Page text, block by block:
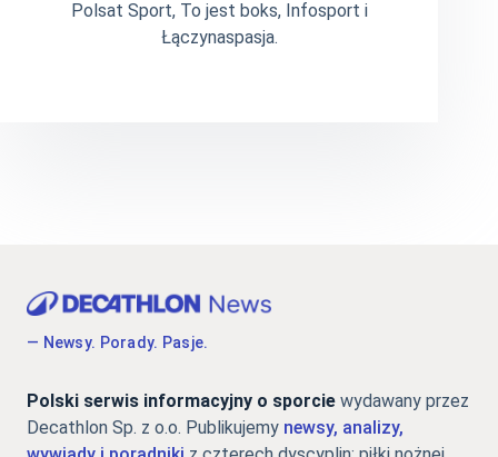
Polsat Sport, To jest boks, Infosport i
Łączynaspasja.
— Newsy. Porady. Pasje.
Polski serwis informacyjny o sporcie wydawany przez
Decathlon Sp. z o.o. Publikujemy newsy, analizy,